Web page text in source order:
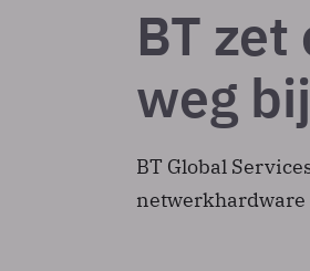
BT
weg
BT Global
netwerkhardware